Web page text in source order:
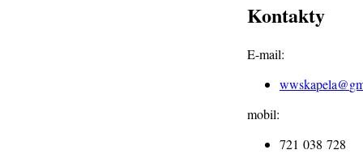
Kontakty
E-mail:
wwskapela@
mobil:
721 038 728